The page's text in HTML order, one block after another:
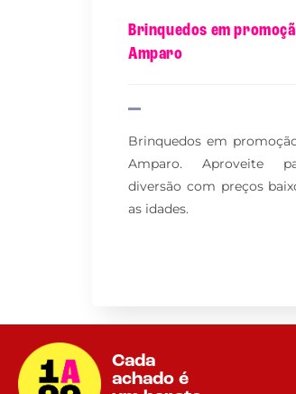
Brinquedos em
Amparo
Brinquedos em
Amparo. Aproveite
diversão com preços
as idades.
Cada
achado é